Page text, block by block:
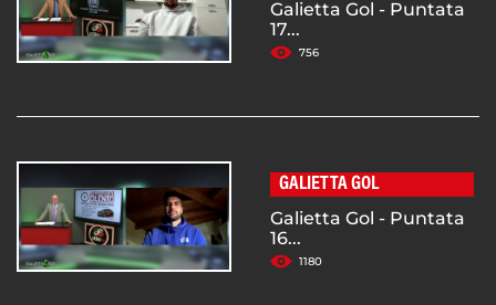
Galietta Gol - Puntata
17...
756
GALIETTA GOL
Galietta Gol - Puntata
16...
1180